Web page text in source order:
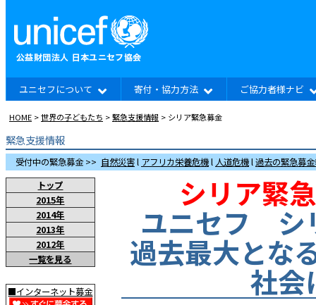
ユニセフについて 寄付・協力方法 ご協力者様ナビ
HOME >世界の子どもたち >緊急支援情報 > シリア緊急募金
緊急支援情報
受付中の緊急募金 >> 自然災害l アフリカ栄養危機l 人道危機l過去の緊急募
トップ
2015年
2014年
2013年
2012年
一覧を見る
■インターネット募金
シリア緊
ユニセフ シ
過去最大と
社会